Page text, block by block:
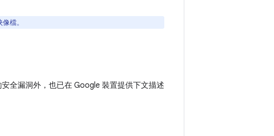
檔。
全漏洞外，也已在 Google 裝置提供下文描述